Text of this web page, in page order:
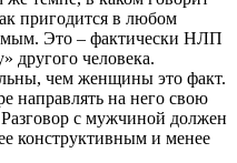
пригодится в любом
Это – фактически НЛП
другого человека.
чем женщины это факт.
направлять на него свою
с мужчиной должен
конструктивным и менее